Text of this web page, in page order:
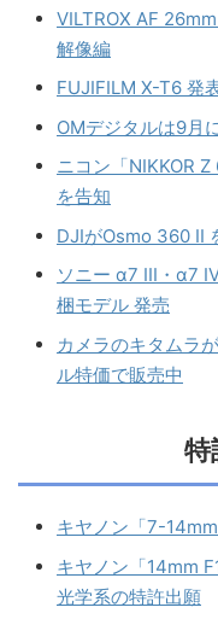
VILTROX AF
解像編
FUJIFILM X-T6 発
OMデジタルは9月
ニコン「NIKKOR
を告知
DJIがOsmo 360 II
ソニー α7 III・α7
梱モデル 発売
カメラのキタムラ
ル特価で販売中
特
キヤノン「7-
キヤノン「14mm
光学系の特許出願